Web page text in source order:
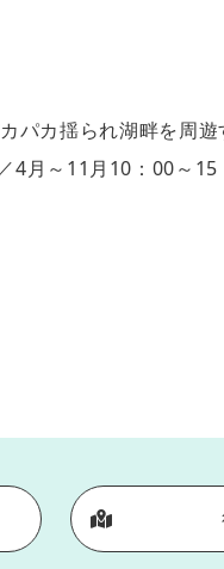
カ揺られ湖畔を周
4月～11月10：00～15